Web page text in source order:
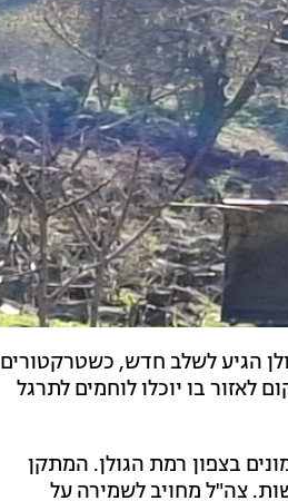
הגיע לשלב חדש, כשטרקטורים
בו יוכלו לוחמים לתרגל
בצפון רמת הגולן. המתקן
צה"ל מחויב לשמירה על